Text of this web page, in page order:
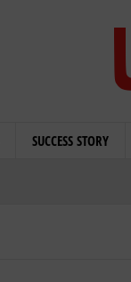
SUCCESS STORY